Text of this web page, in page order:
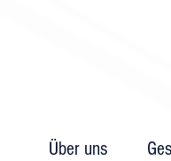
Über uns